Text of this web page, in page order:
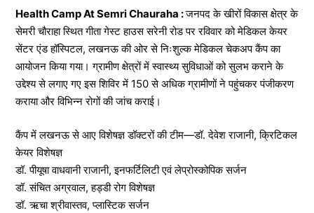
Health Camp At Semri Chauraha :जनपद के खीरों विकास क्षेत्र के
सेमरी चौराहा स्थित गीता गेस्ट हाउस सरेनी रोड पर रविवार को मेडिकल केयर
सेंटर एंड हॉस्पिटल, लखनऊ की ओर से निःशुल्क मेडिकल चेकअप कैंप का
आयोजन किया गया। ग्रामीण क्षेत्रों में स्वास्थ्य सुविधाओं को सुलभ कराने के
उद्देश्य से लगाए गए इस शिविर में 150 से अधिक ग्रामीणों ने पहुंचकर पंजीकरण
कराया और विभिन्न रोगों की जांच कराई।
कैंप में लखनऊ से आए विशेषज्ञ डॉक्टरों की टीम—डॉ. देवेश राजानी, क्रिटिकल
केयर विशेषज्ञ
डॉ. पीयूषा वाधवानी राजानी, इनफर्टिलिटी एवं लेप्रोस्कोपिक सर्जन
डॉ. संचित अग्रवाल, हड्डी रोग विशेषज्ञ
डॉ. ऋचा श्रीवास्तव, प्लास्टिक सर्जन